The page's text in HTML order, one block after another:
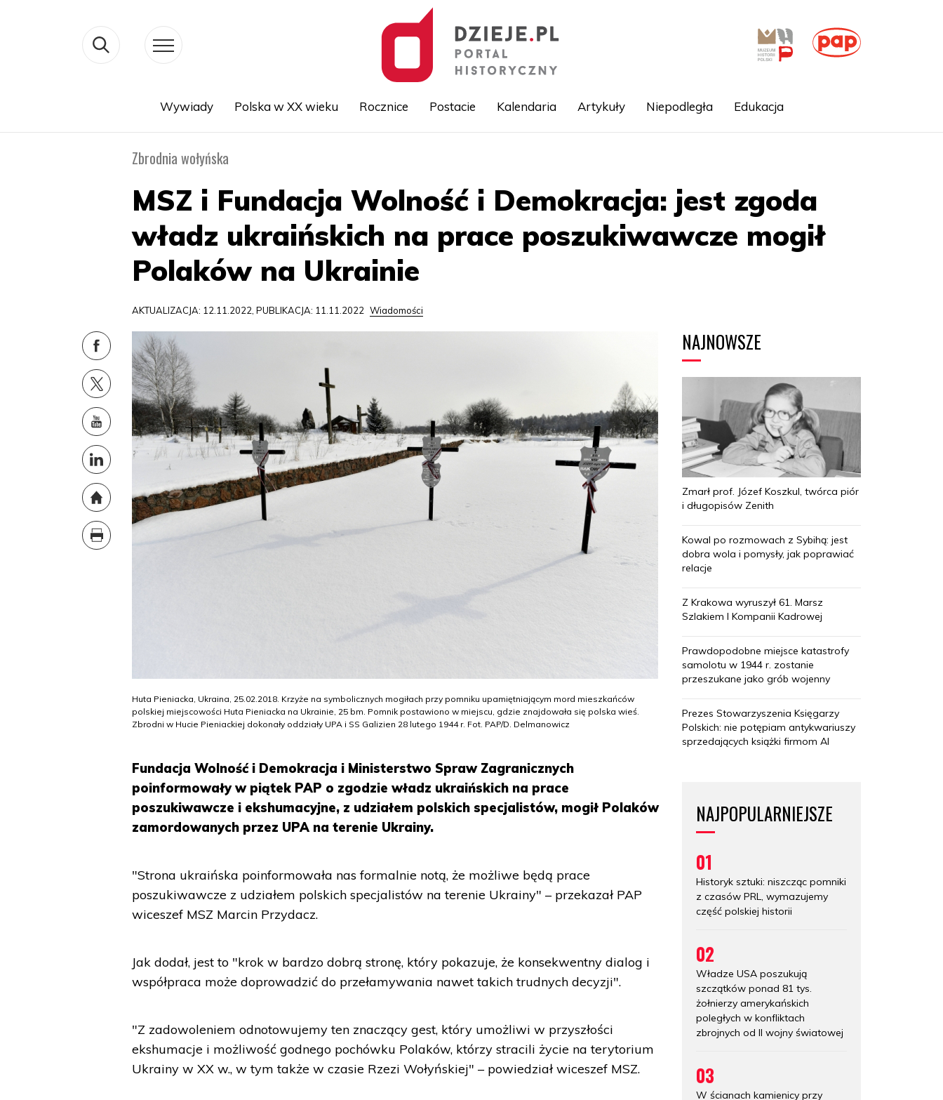
treści
Wywiady Polska w XX wieku Rocznice Postacie Kalendaria Artykuły Niepodległa Edukacja
Zbrodnia wołyńska
MSZ i Fundacja Wolność i Demokracja: jest zgoda
władz ukraińskich na prace poszukiwawcze mogił
Polaków na Ukrainie
AKTUALIZACJA: 12.11.2022, PUBLIKACJA: 11.11.2022 Wiadomości
Huta Pieniacka, Ukraina, 25.02.2018. Krzyże na symbolicznych mogiłach przy pomniku upamiętniającym mord mieszkańców
polskiej miejscowości Huta Pieniacka na Ukrainie, 25 bm. Pomnik postawiono w miejscu, gdzie znajdowała się polska wieś.
Zbrodni w Hucie Pieniackiej dokonały oddziały UPA i SS Galizien 28 lutego 1944 r. Fot. PAP/D. Delmanowicz
Fundacja Wolność i Demokracja i Ministerstwo Spraw Zagranicznych
poinformowały w piątek PAP o zgodzie władz ukraińskich na prace
poszukiwawcze i ekshumacyjne, z udziałem polskich specjalistów, mogił Polaków
zamordowanych przez UPA na terenie Ukrainy.
"Strona ukraińska poinformowała nas formalnie notą, że możliwe będą prace
poszukiwawcze z udziałem polskich specjalistów na terenie Ukrainy" – przekazał PAP
wiceszef MSZ Marcin Przydacz.
Jak dodał, jest to "krok w bardzo dobrą stronę, który pokazuje, że konsekwentny dialog i
współpraca może doprowadzić do przełamywania nawet takich trudnych decyzji".
"Z zadowoleniem odnotowujemy ten znaczący gest, który umożliwi w przyszłości
ekshumacje i możliwość godnego pochówku Polaków, którzy stracili życie na terytorium
Ukrainy w XX w., w tym także w czasie Rzezi Wołyńskiej" – powiedział wiceszef MSZ.
NAJNOWSZE
Zmarł prof. Józef Koszkul, twórca piór
i długopisów Zenith
Kowal po rozmowach z Sybihą: jest
dobra wola i pomysły, jak poprawiać
relacje
Z Krakowa wyruszył 61. Marsz
Szlakiem I Kompanii Kadrowej
Prawdopodobne miejsce katastrofy
samolotu w 1944 r. zostanie
przeszukane jako grób wojenny
Prezes Stowarzyszenia Księgarzy
Polskich: nie potępiam antykwariuszy
sprzedających książki firmom AI
NAJPOPULARNIEJSZE
01
Historyk sztuki: niszcząc pomniki
z czasów PRL, wymazujemy
część polskiej historii
02
Władze USA poszukują
szczątków ponad 81 tys.
żołnierzy amerykańskich
poległych w konfliktach
zbrojnych od II wojny światowej
03
W ścianach kamienicy przy